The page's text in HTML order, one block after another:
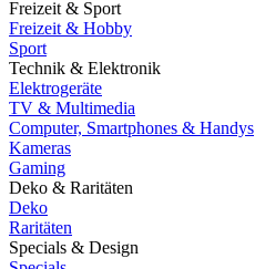
Freizeit & Sport
Freizeit & Hobby
Sport
Technik & Elektronik
Elektrogeräte
TV & Multimedia
Computer, Smartphones & Handys
Kameras
Gaming
Deko & Raritäten
Deko
Raritäten
Specials & Design